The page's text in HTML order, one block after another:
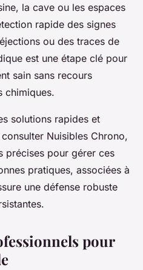
la cave ou les espaces
rapide des signes
ou des traces de
est une étape clé pour
sain sans recours
chimiques.
solutions rapides et
Nuisibles Chrono,
précises pour gérer ces
pratiques, associées à
une défense robuste
pour